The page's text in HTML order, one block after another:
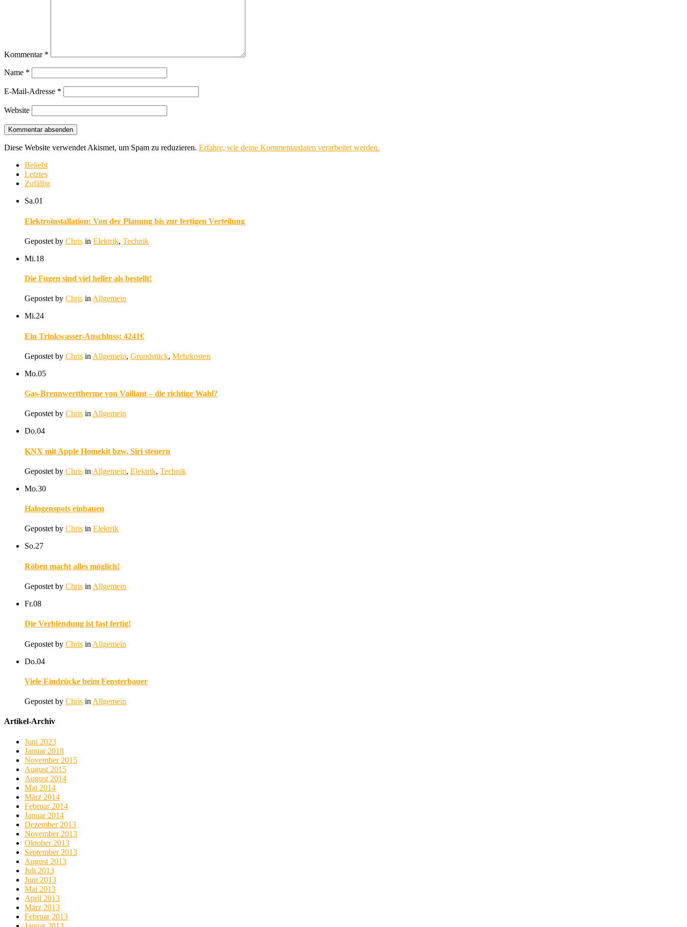
Kommentar *
Name *
E-Mail-Adresse *
Website
Diese Website verwendet Akismet, um Spam zu reduzieren. Erfahre, wie deine Kommentardaten verarbeitet werden.
Beliebt
Letztes
Zufällig
Sa.01
Elektroinstallation: Von der Planung bis zur fertigen Verteilung
Gepostet by Chris in Elektrik, Technik
Mi.18
Die Fugen sind viel heller als bestellt!
Gepostet by Chris in Allgemein
Mi.24
Ein Trinkwasser-Anschluss: 4241€
Gepostet by Chris in Allgemein, Grundstück, Mehrkosten
Mo.05
Gas-Brennwerttherme von Vaillant – die richtige Wahl?
Gepostet by Chris in Allgemein
Do.04
KNX mit Apple Homekit bzw. Siri steuern
Gepostet by Chris in Allgemein, Elektrik, Technik
Mo.30
Halogenspots einbauen
Gepostet by Chris in Elektrik
So.27
Röben macht alles möglich!
Gepostet by Chris in Allgemein
Fr.08
Die Verblendung ist fast fertig!
Gepostet by Chris in Allgemein
Do.04
Viele Eindrücke beim Fensterbauer
Gepostet by Chris in Allgemein
Artikel-Archiv
Juni 2023
Januar 2018
November 2015
August 2015
August 2014
Mai 2014
März 2014
Februar 2014
Januar 2014
Dezember 2013
November 2013
Oktober 2013
September 2013
August 2013
Juli 2013
Juni 2013
Mai 2013
April 2013
März 2013
Februar 2013